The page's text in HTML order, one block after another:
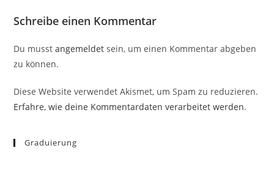
Schreibe einen Kommentar
Du musstangemeldet sein, um einen Kommentar abgeben
zu können.
Diese Website verwendet Akismet, um Spam zu reduzieren.
Erfahre, wie deine Kommentardaten verarbeitet werden.
Graduierung